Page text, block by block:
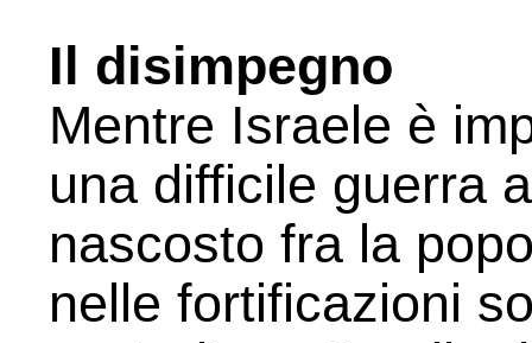
Il disimpegno
Mentre Israele è
una difficile guerra
nascosto fra la
nelle fortificazioni